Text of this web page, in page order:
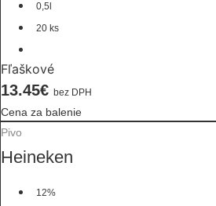
0,5l
20 ks
Fľaškové
13.45€ bez DPH
Cena za balenie
Pivo
Heineken
12%